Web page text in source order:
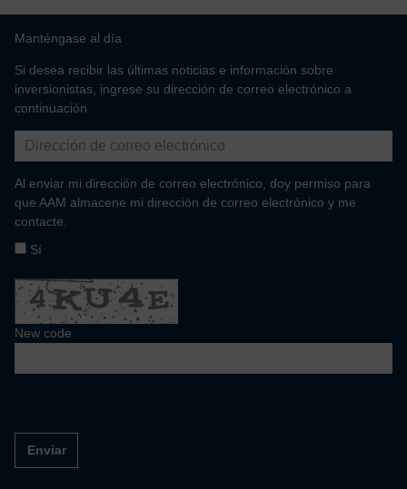
Manténgase al día
Si desea recibir las últimas noticias e información sobre
inversionistas, ingrese su dirección de correo electrónico a
continuación
Al enviar mi dirección de correo electrónico, doy permiso para
que AAM almacene mi dirección de correo electrónico y me
contacte.
Sí
New code
Enviar